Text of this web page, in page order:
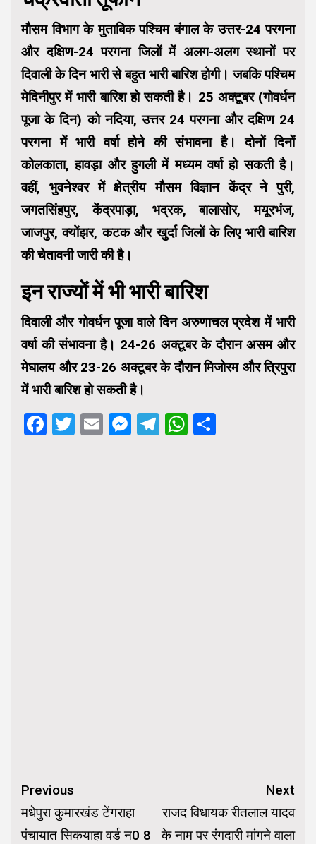
मौसम विभाग के मुताबिक पश्चिम बंगाल के उत्तर-24 परगना
और दक्षिण-24 परगना जिलों में अलग-अलग स्थानों पर
दिवाली के दिन भारी से बहुत भारी बारिश होगी। जबकि पश्चिम
मेदिनीपुर में भारी बारिश हो सकती है। 25 अक्टूबर (गोवर्धन
पूजा के दिन) को नदिया, उत्तर 24 परगना और दक्षिण 24
परगना में भारी वर्षा होने की संभावना है। दोनों दिनों
कोलकाता, हावड़ा और हुगली में मध्यम वर्षा हो सकती है।
वहीं, भुवनेश्वर में क्षेत्रीय मौसम विज्ञान केंद्र ने पुरी,
जगतसिंहपुर, केंद्रपाड़ा, भद्रक, बालासोर, मयूरभंज,
जाजपुर, क्योंझर, कटक और खुर्दा जिलों के लिए भारी बारिश
की चेतावनी जारी की है।
इन राज्यों में भी भारी बारिश
दिवाली और गोवर्धन पूजा वाले दिन अरुणाचल प्रदेश में भारी
वर्षा की संभावना है। 24-26 अक्टूबर के दौरान असम और
मेघालय और 23-26 अक्टूबर के दौरान मिजोरम और त्रिपुरा
में भारी बारिश हो सकती है।
Facebook
Twitter
EmailMessenger
Telegram
WhatsApp
Continue
Reading
Previous
मधेपुरा कुमारखंड टेंगराहा
पंचायात सिकयाहा वर्ड न0 8
Next
राजद विधायक रीतलाल यादव
के नाम पर रंगदारी मांगने वाला